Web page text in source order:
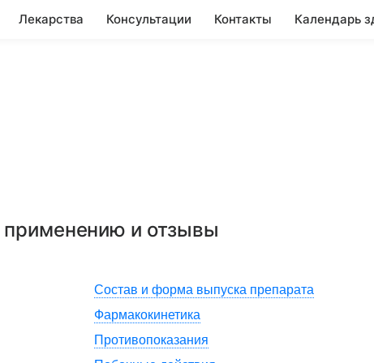
Лекарства Консультации Контакты Календарь
применению и отзывы
Состав и форма выпуска препарата
Фармакокинетика
Противопоказания